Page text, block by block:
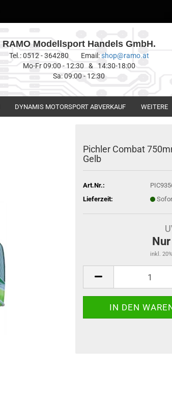
RAMO Modellsport Handels GmbH.
Tel.: 0512 - 364280 Email:shop@ramo.at
Mo-Fr 09:00 - 12:30 & 14:30-18:00
Sa: 09:00 - 12:30
DYNAMIS MOTORSPORT ABVERKAUF WEITERE
Pichler Combat
Gelb
Art.Nr.:
Lieferzeit:
inkl.